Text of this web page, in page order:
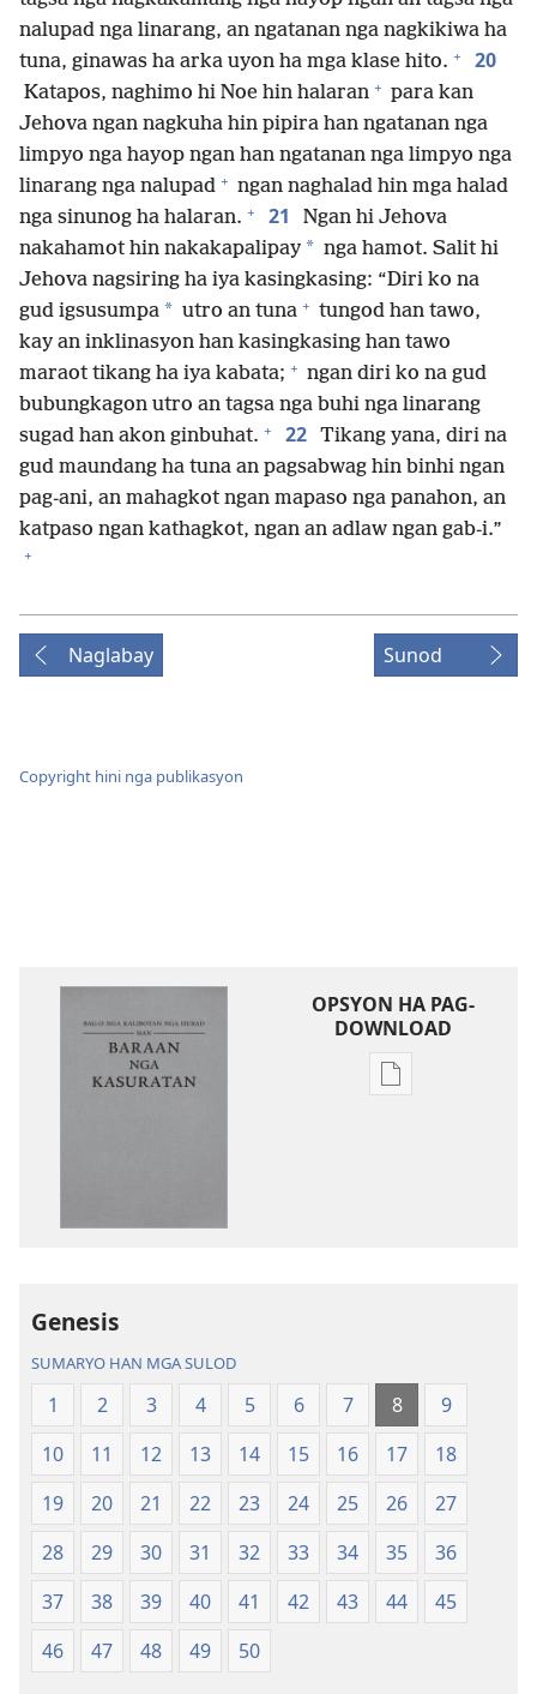
nalupad nga linarang, an ngatanan nga nagkikiwa ha
tuna, ginawas ha arka uyon ha mga klase hito. + 20
Katapos, naghimo hi Noe hin halaran + para kan
Jehova ngan nagkuha hin pipira han ngatanan nga
limpyo nga hayop ngan han ngatanan nga limpyo nga
linarang nga nalupad + ngan naghalad hin mga halad
nga sinunog ha halaran. + 21
Ngan hi Jehova
nakahamot hin nakakapalipay * nga hamot. Salit hi
Jehova nagsiring ha iya kasingkasing: “Diri ko na
gud igsusumpa * utro an tuna + tungod han tawo,
kay an inklinasyon han kasingkasing han tawo
maraot tikang ha iya kabata; + ngan diri ko na gud
bubungkagon utro an tagsa nga buhi nga linarang
sugad han akon ginbuhat. + 22 Tikang yana, diri na
gud maundang ha tuna an pagsabwag hin binhi ngan
pag-ani, an mahagkot ngan mapaso nga panahon, an
katpaso ngan kathagkot, ngan an adlaw ngan gab-i.”
+
Naglabay Sunod
Copyright hini nga publikasyon
OPSYON HA PAG-
DOWNLOAD
Opsyon
nga
Kalibotan
nga
Hubad
han
Baraan
nga
Kasuratan
Genesis
SUMARYO HAN MGA SULOD
1 2 3 4 5 6 7 8
9
10
11 12 13 14 15 16 17
18
19
20 21 22 23 24 25 26
27
28
29 30 31 32 33 34 35
36
37
38 39 40 41 42 43 44
45
46
47 48 49 50